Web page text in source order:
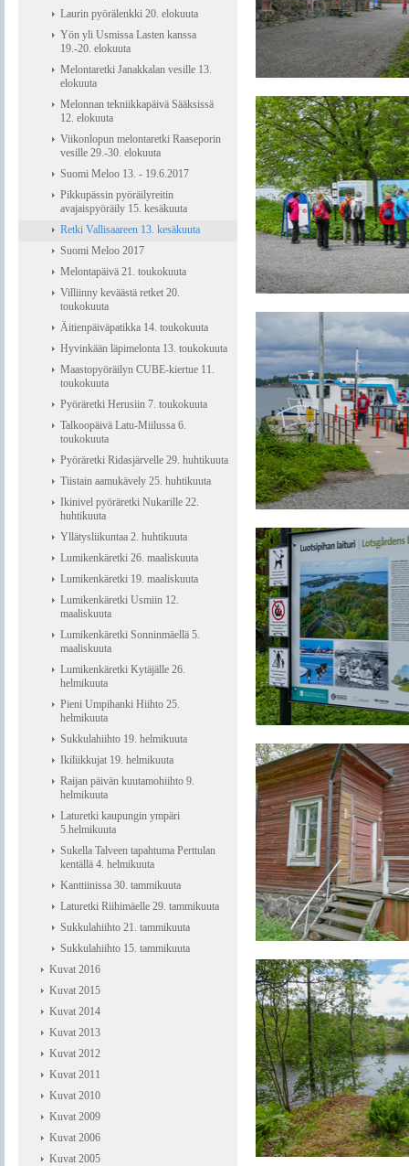
Laurin pyörälenkki 20. elokuuta
Yön yli Usmissa Lasten kanssa
19.-20. elokuuta
Melontaretki Janakkalan vesille 13.
elokuuta
Melonnan tekniikkapäivä Sääksissä
12. elokuuta
Viikonlopun melontaretki Raaseporin
vesille 29.-30. elokuuta
Suomi Meloo 13. - 19.6.2017
Pikkupässin pyöräilyreitin
avajaispyöräily 15. kesäkuuta
Retki Vallisaareen 13. kesäkuuta
Suomi Meloo 2017
Melontapäivä 21. toukokuuta
Villiinny keväästä retket 20.
toukokuuta
Äitienpäiväpatikka 14. toukokuuta
Hyvinkään läpimelonta 13. toukokuuta
Maastopyöräilyn CUBE-kiertue 11.
toukokuuta
Pyöräretki Herusiin 7. toukokuuta
Talkoopäivä Latu-Miilussa 6.
toukokuuta
Pyöräretki Ridasjärvelle 29. huhtikuuta
Tiistain aamukävely 25. huhtikuuta
Ikinivel pyöräretki Nukarille 22.
huhtikuuta
Yllätysliikuntaa 2. huhtikuuta
Lumikenkäretki 26. maaliskuuta
Lumikenkäretki 19. maaliskuuta
Lumikenkäretki Usmiin 12.
maaliskuuta
Lumikenkäretki Sonninmäellä 5.
maaliskuuta
Lumikenkäretki Kytäjälle 26.
helmikuuta
Pieni Umpihanki Hiihto 25.
helmikuuta
Sukkulahiihto 19. helmikuuta
Ikiliikkujat 19. helmikuuta
Raijan päivän kuutamohiihto 9.
helmikuuta
Laturetki kaupungin ympäri
5.helmikuuta
Sukella Talveen tapahtuma Perttulan
kentällä 4. helmikuuta
Kanttiinissa 30. tammikuuta
Laturetki Riihimäelle 29. tammikuuta
Sukkulahiihto 21. tammikuuta
Sukkulahiihto 15. tammikuuta
Kuvat 2016
Kuvat 2015
Kuvat 2014
Kuvat 2013
Kuvat 2012
Kuvat 2011
Kuvat 2010
Kuvat 2009
Kuvat 2006
Kuvat 2005